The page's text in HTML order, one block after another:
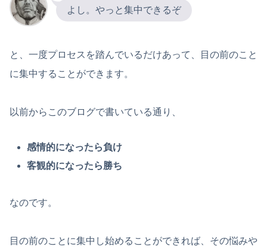
よし。やっと集中できるぞ
と、一度プロセスを踏んでいるだけあって、目の前のこと
に集中することができます。
以前からこのブログで書いている通り、
感情的になったら負け
客観的になったら勝ち
なのです。
目の前のことに集中し始めることができれば、その悩みや